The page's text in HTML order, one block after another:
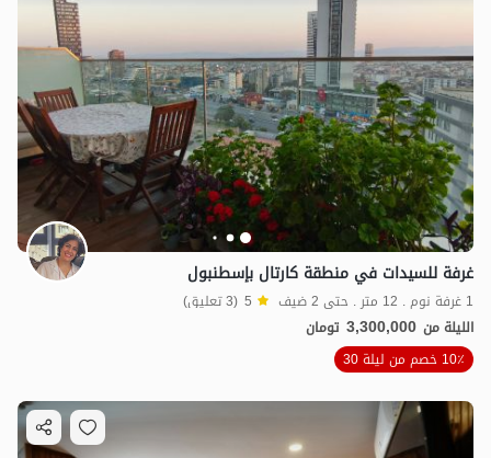
غرفة للسيدات في منطقة كارتال بإسطنبول
1 غرفة نوم . 12 متر . حتى 2 ضيف 5 (3 تعليق)
الليلة من 3,300,000 تومان
10٪ خصم من ليلة 30